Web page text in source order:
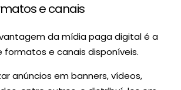
e canais
da mídia paga digital é a
formatos e canais disponíveis.
anúncios em banners, vídeos,